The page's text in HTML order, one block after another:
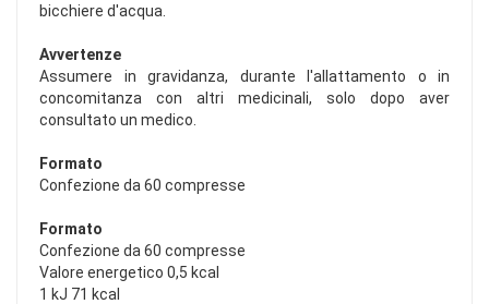
bicchiere d'acqua.
Avvertenze
Assumere in gravidanza, durante l'allattamento o in
concomitanza con altri medicinali, solo dopo aver
consultato un medico.
Formato
Confezione da 60 compresse
Formato
Confezione da 60 compresse
Valore energetico 0,5 kcal
1 kJ 71 kcal